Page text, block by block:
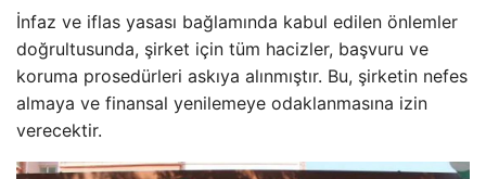
İnfaz ve iflas yasası bağlamında kabul edilen önlemler
doğrultusunda, şirket için tüm hacizler, başvuru ve
koruma prosedürleri askıya alınmıştır. Bu, şirketin nefes
almaya ve finansal yenilemeye odaklanmasına izin
verecektir.